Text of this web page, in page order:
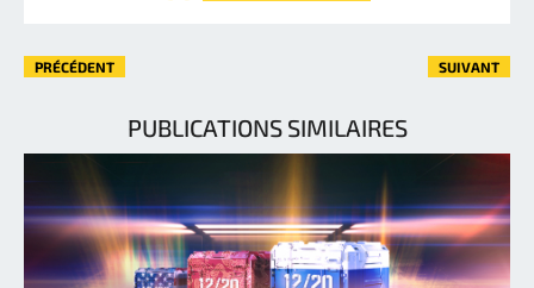
PRÉCÉDENT SUIVANT
PUBLICATIONS SIMILAIRES